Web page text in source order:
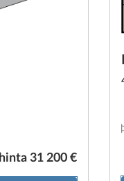
hinta 31 200 €